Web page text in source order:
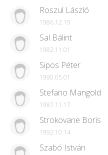
Roszul László
1986.12.19
Sal Bálint
1982.11.01
Sipos Péter
1990.05.01
Stefano Mangold
1987.11.17
Strokovane Boris
1992.10.14
Szabó István